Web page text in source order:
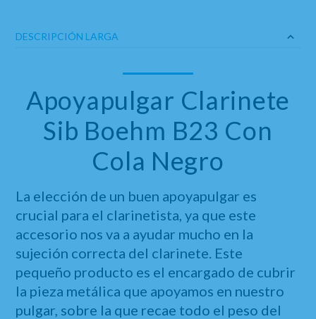
DESCRIPCIÓN LARGA
Apoyapulgar Clarinete
Sib Boehm B23 Con
Cola Negro
La elección de un buen apoyapulgar es
crucial para el clarinetista, ya que este
accesorio nos va a ayudar mucho en la
sujeción correcta del clarinete. Este
pequeño producto es el encargado de cubrir
la pieza metálica que apoyamos en nuestro
pulgar, sobre la que recae todo el peso del